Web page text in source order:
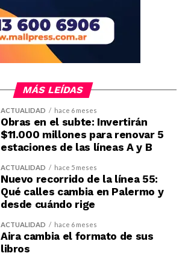
MÁS LEÍDAS
ACTUALIDAD hace 6 meses
Obras en el subte: Invertirán
$11.000 millones para renovar 5
estaciones de las líneas A y B
ACTUALIDAD hace 5 meses
Nuevo recorrido de la línea 55:
Qué calles cambia en Palermo y
desde cuándo rige
ACTUALIDAD hace 6 meses
Aira cambia el formato de sus
libros